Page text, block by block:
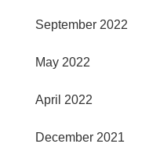
September 2022
May 2022
April 2022
December 2021